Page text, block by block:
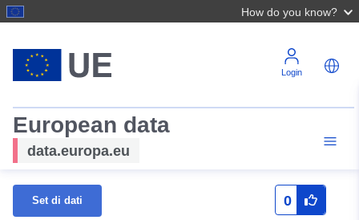
How do you know?
Login
European data
data.europa.eu
Set di dati 0